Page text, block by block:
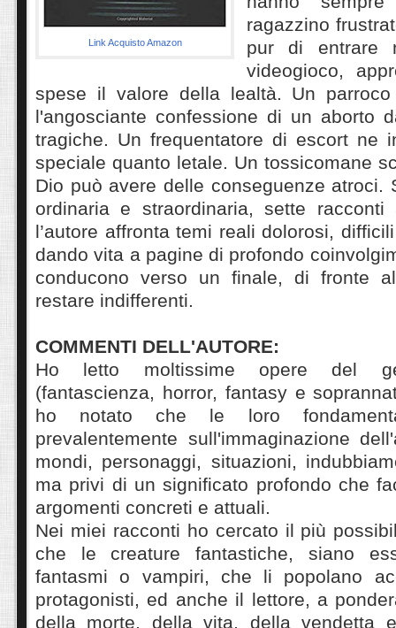
Link Acquisto Amazon
ragazzino
pur di entrare
videogioco,
spese il valore della lealtà. Un parroco
l'angosciante confessione di un aborto
tragiche. Un frequentatore di escort ne
speciale quanto letale. Un tossicomane
Dio può avere delle conseguenze atroci.
ordinaria e straordinaria, sette
l’autore affronta temi reali dolorosi,
dando vita a pagine di profondo
conducono verso un finale, di fronte
restare indifferenti.
COMMENTI DELL'AUTORE:
Ho letto moltissime opere del
(fantascienza, horror, fantasy e
ho notato che le loro
prevalentemente sull'immaginazione
mondi, personaggi, situazioni,
ma privi di un significato profondo che
argomenti concreti e attuali.
Nei miei racconti ho cercato il più
che le creature fantastiche, siano
fantasmi o vampiri, che li popolano
protagonisti, ed anche il lettore, a
della morte, della vita, della vendetta